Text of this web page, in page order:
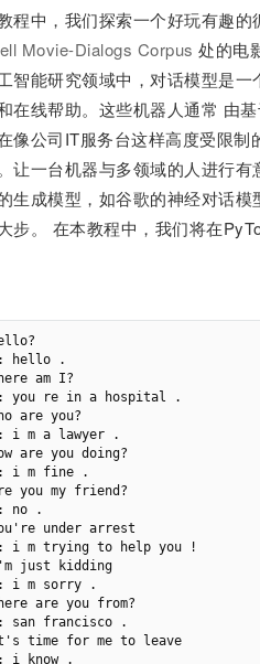
程中，我们探索一个好玩有趣
Movie-Dialogs Corpus 处的电
智能研究领域中，对话模型是
在线帮助。这些机器人通常 由
像公司IT服务台这样高度受限
让一台机器与多领域的人进行
生成模型，如谷歌的神经对话模
步。 在本教程中，我们将在
hello .
am I?
you re in a hospital .
are you?
i m a lawyer .
are you doing?
i m fine .
you my friend?
no .
under arrest
i m trying to help you !
just kidding
i m sorry .
are you from?
san francisco .
time for me to leave
i know .